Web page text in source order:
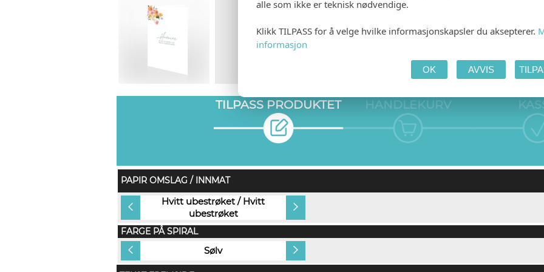
TILPASS PRODUKTET HANDLEKURV
PAPIR OMSLAG / INNMAT
Hvitt ubestrøket / Hvitt
ubestrøket
FARGE PÅ SPIRAL
Sølv
alle som ikke er teknisk nødvendige.
Klikk TILPASS for å velge hvilke informasjonskapsler du aksepterer.
informasjon
OK AVVIS